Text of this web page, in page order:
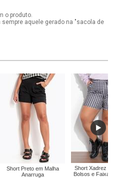
o produto.
aquele gerado na "sacola de
Short Preto em Malha
Anarruga
Short Xadrez Preto com
Bolsos e Faixa Plus Size